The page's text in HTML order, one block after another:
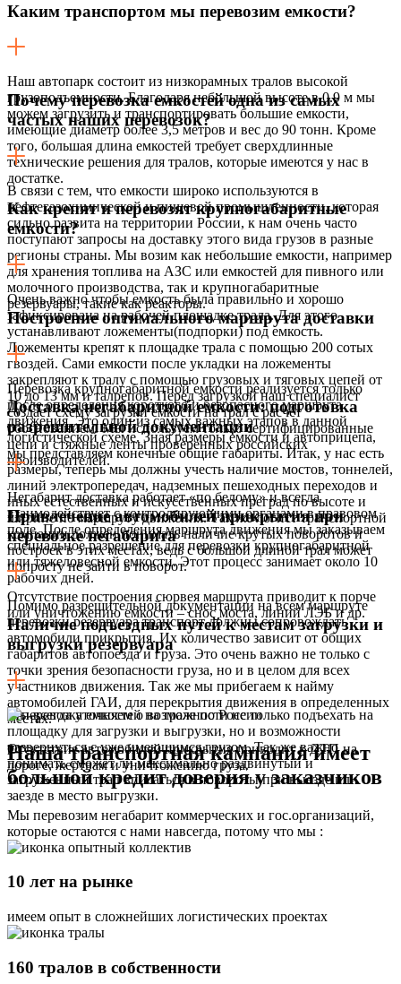
Каким транспортом мы перевозим емкости?
Наш автопарк состоит из низкорамных тралов высокой
грузоподъемности. Благодаря небольшой высоте в 0.9 м мы
можем загрузить и транспортировать большие емкости,
имеющие диаметр более 3,5 метров и вес до 90 тонн. Кроме
того, большая длина емкостей требует сверхдлинные
технические решения для тралов, которые имеются у нас в
достатке.
Почему перевозка емкостей одна из самых
частых наших перевозок?
В связи с тем, что емкости широко используются в
нефтегазохимической и пищевой промышленности, которая
сильно развита на территории России, к нам очень часто
поступают запросы на доставку этого вида грузов в разные
регионы страны. Мы возим как небольшие емкости, например
для хранения топлива на АЗС или емкостей для пивного или
молочного производства, так и крупногабаритные
резервуары, такие как реакторы.
Как крепят и перевозят крупногабаритные
емкости?
Очень важно чтобы емкость была правильно и хорошо
зафиксирована на рабочей площадке трала. Для этого
устанавливают ложементы(подпорки) под емкость.
Ложементы крепят к площадке трала с помощью 200 сотых
гвоздей. Сами емкости после укладки на ложементы
закрепляют к тралу с помощью грузовых и тяговых цепей от
10 до 13 мм и талрепов. Перед загрузкой наш специалист
создает схему загрузки емкости на трал с расчет
обоснованием. Мы используем только сертифицированные
цепи и стяжные ленты проверенных российских
производителей.
Построение оптимального маршрута доставки
Перевозка крупногабаритной емкости реализуется только
после определения короткого и безопасного маршрута
движения. Это один из самых важных этапов в данной
логистической схеме. Зная размеры емкости и автоприцепа,
мы представляем конечные общие габариты. Итак, у нас есть
размеры, теперь мы должны учесть наличие мостов, тоннелей,
линий электропередач, надземных пешеходных переходов и
иных естественных и искусственных преград по высоте и
ширине по маршруту движения. Так же логист транспортной
компании должен понимать наличие крутых поворотов и
построек в этих местах, ведь с большой длиной трал может
попросту не зайти в поворот.
Отсутствие построения сюрвея маршрута приводит к порче
или уничтожению емкости – снос моста, линий ЛЭБ и др.
Доставка негабаритной емкости: подготовка
разрешительной документации
Негабарит доставка работает «по белому» и всегда
взаимодействует с контролирующими органами в правовом
поле. После определения маршрута движения мы заказываем
специальное разрешение для перевозки крупногабаритной
или тяжеловесной емкости. Этот процесс занимает около 10
рабочих дней.
Привлечение автомобилей прикрытия при
перевозке негабарита
Помимо разрешительной документации на всем маршруте
перевозки резервуара транспорт должны сопровождать
автомобили прикрытия. Их количество зависит от общих
габаритов автопоезда и груза. Это очень важно не только с
точки зрения безопасности груза, но и в целом для всех
участников движения. Так же мы прибегаем к найму
автомобилей ГАИ, для перекрытия движения в определенных
местах.
Отсутствие автомобилей прикрытия приводит к ДТП на
дороге, жертвам и уничтожению груза.
Наличие подъездных путей к местам загрузки и
выгрузки резервуара
Мы всегда уточняем о возможности не только подъехать на
площадку для загрузки и выгрузки, но и возможности
развернуться с уже имеющимся грузом. Так же важно
понимать сможет ли максимально раздвинутый и
загруженный трал вписаться в повороты при выезде или
заезде в место выгрузки.
Наша транспортная кампания имеет
большой кредит доверия у заказчиков
Мы перевозим негабарит коммерческих и гос.организаций,
которые остаются с нами навсегда, потому что мы :
10 лет на рынке
имеем опыт в сложнейших логистических проектах
160 тралов в собственности